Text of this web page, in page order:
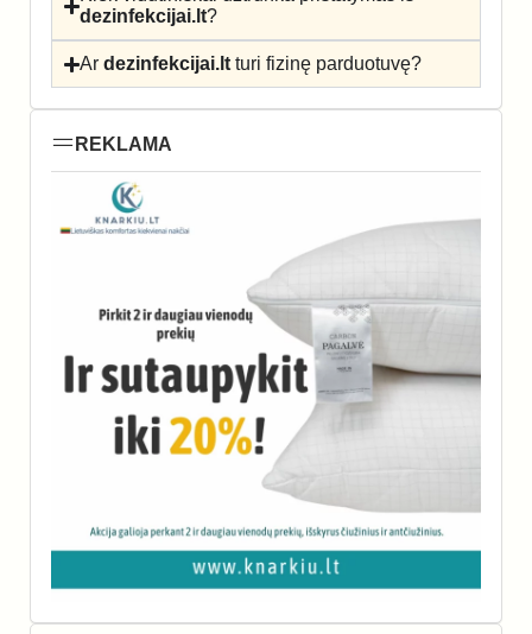
dezinfekcijai.lt?
Ardezinfekcijai.lt turi fizinę parduotuvę?
REKLAMA